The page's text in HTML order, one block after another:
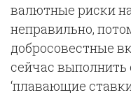
валютные риски
неправильно,
добросовестные
сейчас выполнить
‘плавающие